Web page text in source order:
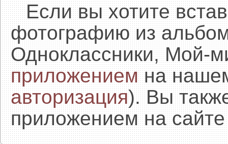
Если вы хотите
фотографию из
Одноклассники, Мой-
приложениемна нашем
авторизация). Вы
приложением на сайте